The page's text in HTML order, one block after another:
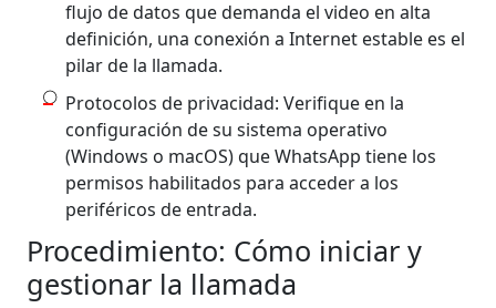
flujo de datos que demanda el video en alta
definición, una conexión a Internet estable es el
pilar de la llamada.
Protocolos de privacidad: Verifique en la
configuración de su sistema operativo
(Windows o macOS) que WhatsApp tiene los
permisos habilitados para acceder a los
periféricos de entrada.
Procedimiento: Cómo iniciar y
gestionar la llamada